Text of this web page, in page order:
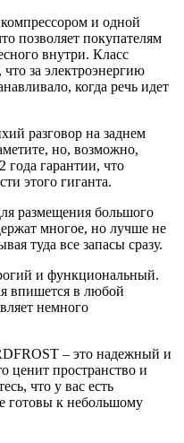
и одной
позволяет покупателям
внутри. Класс
за электроэнергию
когда речь идет
разговор на заднем
но, возможно,
года гарантии, что
этого гиганта.
размещения большого
многое, но лучше не
туда все запасы сразу.
и функциональный.
впишется в любой
немного
– это надежный и
ценит пространство и
что у вас есть
готовы к небольшому